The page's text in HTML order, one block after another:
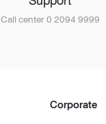
Call center 0 2094 9999
Corporate